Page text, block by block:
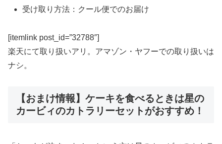
受け取り方法：クール便でのお届け
[itemlink post_id=”32788″]
楽天にて取り扱いアリ。アマゾン・ヤフーでの取り扱いは
ナシ。
【おまけ情報】ケーキを食べるときは星の
カービィのカトラリーセットがおすすめ！